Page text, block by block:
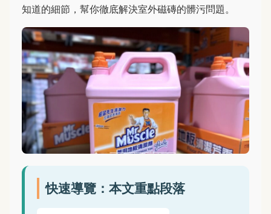
知道的細節，幫你徹底解決室外磁磚的髒污問題。
快速導覽：本文重點段落